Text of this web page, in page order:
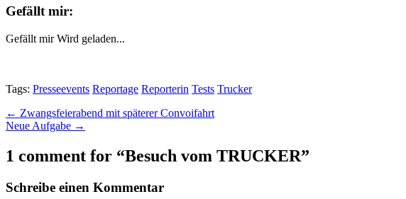
Gefällt mir:
Gefällt mir Wird geladen...
Tags: Presseevents Reportage Reporterin Tests Trucker
Post
navigation
← Zwangsfeierabend mit späterer Convoifahrt
Neue Aufgabe →
1 comment for “Besuch vom TRUCKER”
Schreibe einen Kommentar